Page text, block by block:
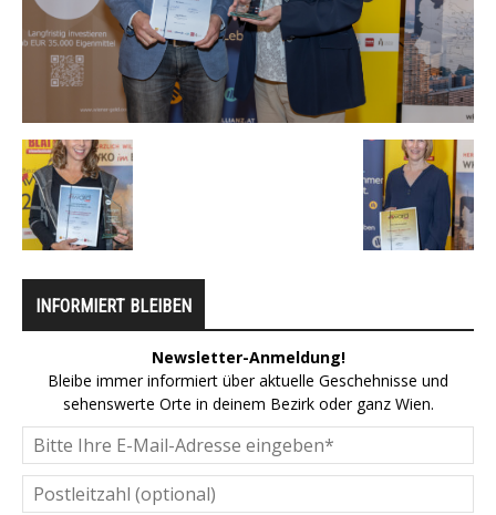
INFORMIERT BLEIBEN
Newsletter-Anmeldung!
Bleibe immer informiert über aktuelle Geschehnisse und
sehenswerte Orte in deinem Bezirk oder ganz Wien.